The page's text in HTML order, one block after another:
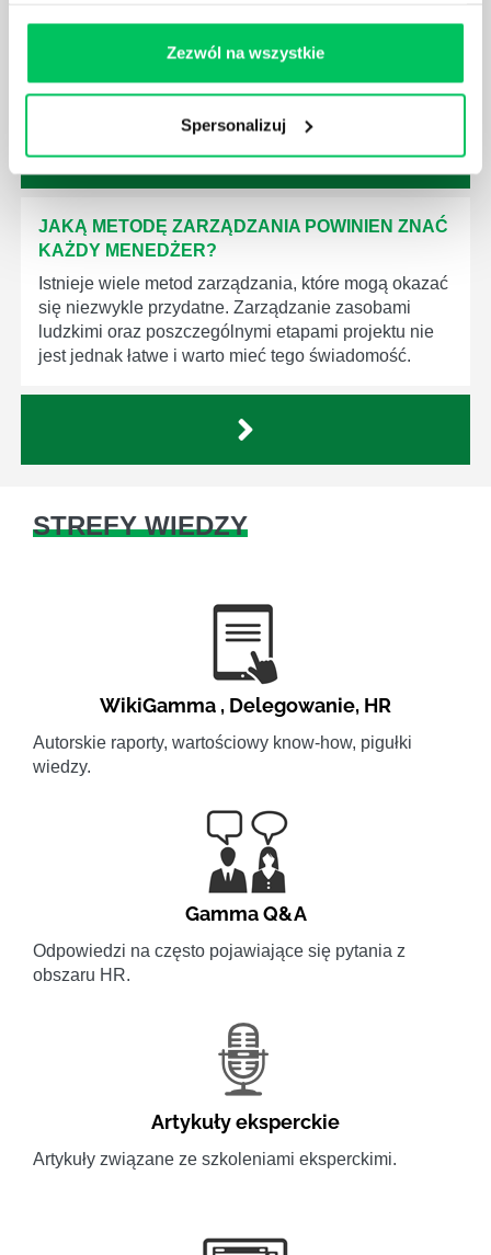
Zezwól na wszystkie
Spersonalizuj
za realizację działań podległych mu osób oraz
działu.
JAKĄ METODĘ ZARZĄDZANIA POWINIEN ZNAĆ
KAŻDY MENEDŻER?
Istnieje wiele metod zarządzania, które mogą okazać
się niezwykle przydatne. Zarządzanie zasobami
ludzkimi oraz poszczególnymi etapami projektu nie
jest jednak łatwe i warto mieć tego świadomość.
STREFY WIEDZY
WikiGamma , Delegowanie, HR
Autorskie raporty, wartościowy know-how, pigułki
wiedzy.
Gamma Q&A
Odpowiedzi na często pojawiające się pytania z
obszaru HR.
Artykuły eksperckie
Artykuły związane ze szkoleniami eksperckimi.